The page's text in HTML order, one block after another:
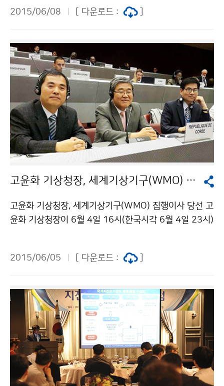
초청 연수를 운영합니다. 이번 초청 연수는 개도국 예보관
성하였으며, 이를 통해 개발도상국의 기상예보생산 수준
과 서비스 질을 높이는 밑거름이 될 것으로 기대됩니다.
※ 초청연수 참가국(8개국): 캄보디아, 라오스, 몽골, 미얀
마, 우즈베키스탄, 베트남, 에티오피아, 카타르
2015/06/08 [ 다운로드 :
고윤화 기상청장, 세계기상기구(WMO) 집행이사 당선
고윤화 기상청장, 세계기상기구(WMO) 집행이사 당선 고
윤화 기상청장이 6월 4일 16시(한국시각 6월 4일 23시)
사로 당선됐습니다. 이번 집행이사 당선은 그동안 국정과
여로 국제사회에 대한 우리나라의 위상과 신뢰가 높아진
결과로 평가받고 있습니다. 이번 당선을 통해서 집행이사
지위를 계속 이어나가며 WMO 정책 결정에 중요한 역할
을 수행할 것으로 기대됩니다.
2015/06/05 [ 다운로드 :